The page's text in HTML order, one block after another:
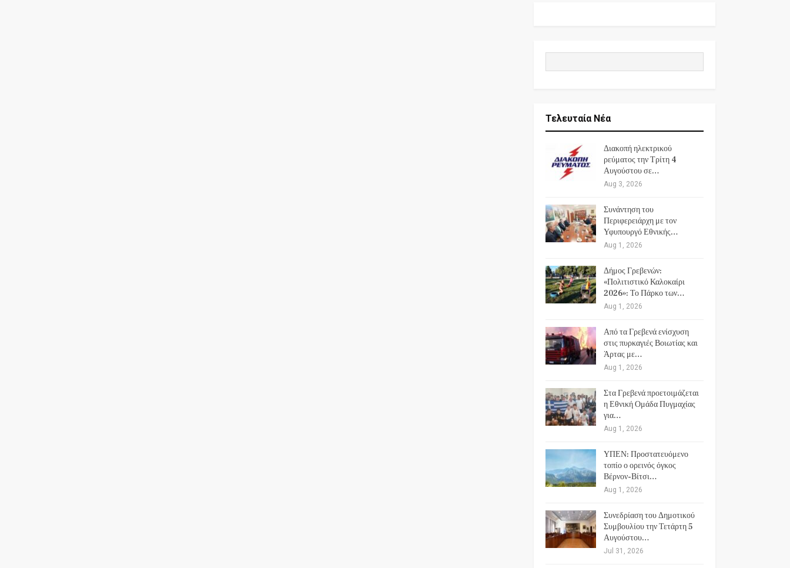
Τελευταία Νέα
Διακοπή ηλεκτρικού
ρεύματος την Τρίτη 4
Αυγούστου σε…
Aug 3, 2026
Συνάντηση του
Περιφερειάρχη με τον
Υφυπουργό Εθνικής…
Aug 1, 2026
Δήμος Γρεβενών:
«Πολιτιστικό Καλοκαίρι
2026»: Το Πάρκο των…
Aug 1, 2026
Από τα Γρεβενά ενίσχυση
στις πυρκαγιές Βοιωτίας και
Άρτας με…
Aug 1, 2026
Στα Γρεβενά προετοιμάζεται
η Εθνική Ομάδα Πυγμαχίας
για…
Aug 1, 2026
ΥΠΕΝ: Προστατευόμενο
τοπίο ο ορεινός όγκος
Βέρνον-Βίτσι…
Aug 1, 2026
Συνεδρίαση του Δημοτικού
Συμβουλίου την Τετάρτη 5
Αυγούστου…
Jul 31, 2026